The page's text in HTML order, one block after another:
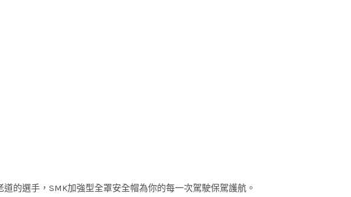
的選手，SMK加強型全罩安全帽為你的每一次駕駛保駕護航。